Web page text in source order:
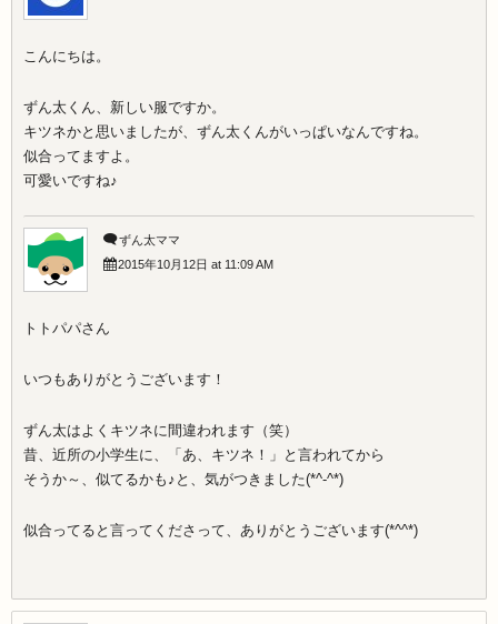
こんにちは。
ずん太くん、新しい服ですか。
キツネかと思いましたが、ずん太くんがいっぱいなんですね。
似合ってますよ。
可愛いですね♪
ずん太ママ
2015年10月12日 at 11:09 AM
トトパパさん
いつもありがとうございます！
ずん太はよくキツネに間違われます（笑）
昔、近所の小学生に、「あ、キツネ！」と言われてから
そうか～、似てるかも♪と、気がつきました(*^-^*)
似合ってると言ってくださって、ありがとうございます(*^^*)